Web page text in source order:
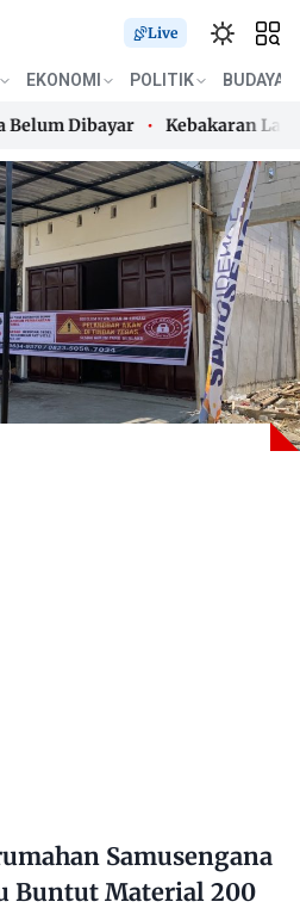
Live
EKONOMI POLITIK BUDAYA
Dibayar Kebakaran Lahan
Dibayar Kebakaran Lahan
Samusengana
Buntut Material 200